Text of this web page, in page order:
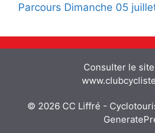
Parcours Dimanche 05
Consulter le
© 2026 CC Liffré -